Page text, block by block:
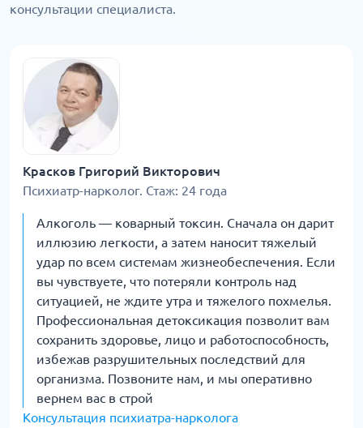
консультации специалиста.
Красков Григорий Викторович
Психиатр-нарколог. Стаж: 24 года
Алкоголь — коварный токсин. Сначала он дарит
иллюзию легкости, а затем наносит тяжелый
удар по всем системам жизнеобеспечения. Если
вы чувствуете, что потеряли контроль над
ситуацией, не ждите утра и тяжелого похмелья.
Профессиональная детоксикация позволит вам
сохранить здоровье, лицо и работоспособность,
избежав разрушительных последствий для
организма. Позвоните нам, и мы оперативно
вернем вас в строй
Консультация психиатра-нарколога